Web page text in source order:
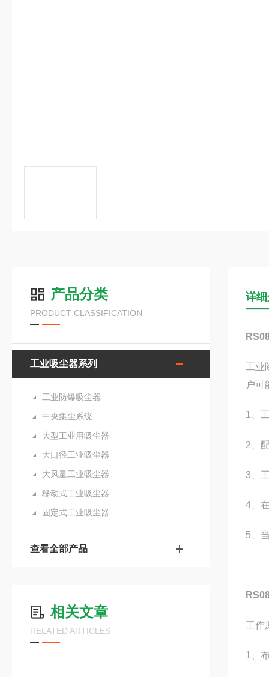
产品分类
PRODUCT CLASSIFICATION
工业吸尘器系列
工业防爆吸尘器
中央集尘系统
大型工业用吸尘器
大口径工业吸尘器
大风量工业吸尘器
移动式工业吸尘器
固定式工业吸尘器
查看全部产品
相关文章
RELATED ARTICLES
详
工业
户可
1、
2、
3、
4、
5、
工作
1、